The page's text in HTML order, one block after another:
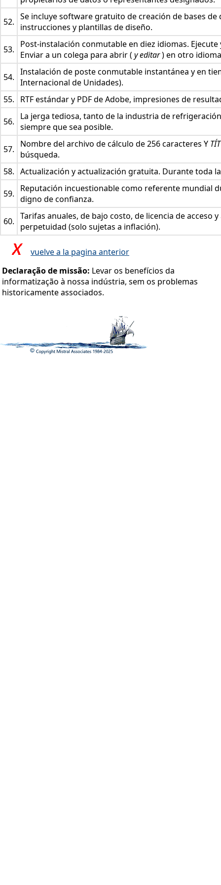
52. Se incluye software gratuito de creación de bases de
instrucciones y plantillas de diseño.
53.
Post-instalación conmutable en diez idiomas.
Enviar a un colega para abrir ( y editar) en otro
54. Instalación de poste conmutable instantánea y en
Internacional de Unidades).
55.
RTF estándar y PDF de Adobe, impresiones de
56.
La jerga tediosa, tanto de la industria de
siempre que sea posible.
57. Nombre del archivo de cálculo de 256 caracteres Y
búsqueda.
58. Actualización y actualización gratuita. Durante toda
59.
Reputación incuestionable como referente mundial
digno de confianza.
60. Tarifas anuales, de bajo costo, de licencia de acceso
perpetuidad (solo sujetas a inflación).
vuelve a la pagina anterior
Declaração de missão: Levar os benefícios da
informatização à nossa indústria, sem os problemas
historicamente associados.